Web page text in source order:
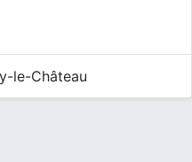
le-Château